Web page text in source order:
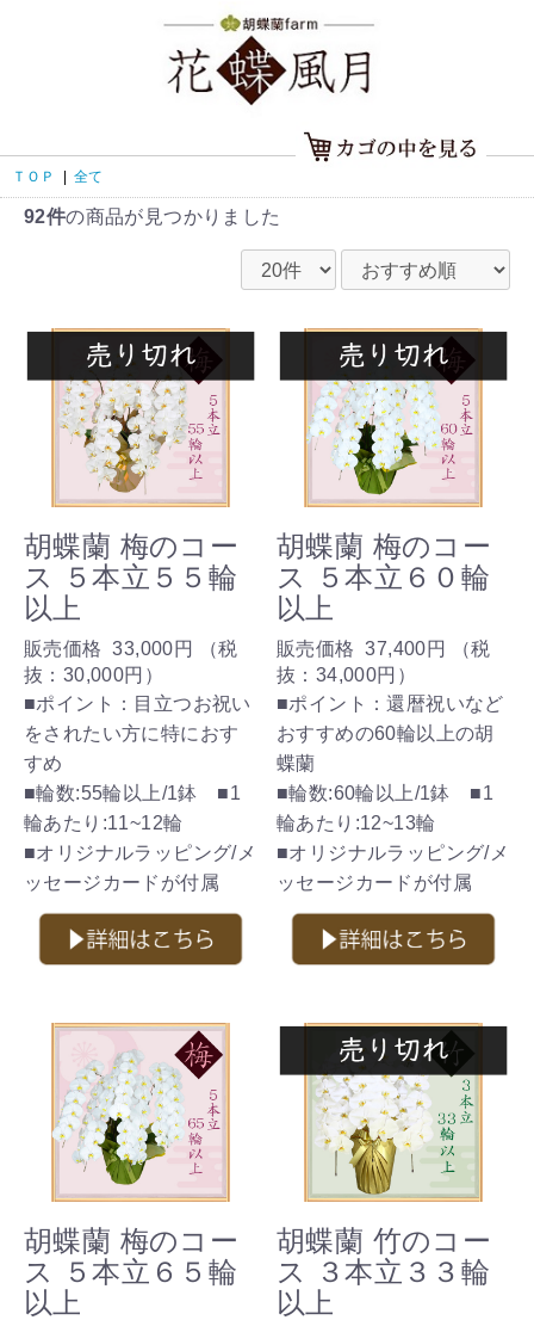
ＴＯＰ 全て
92件の商品が見つかりました
胡蝶蘭 梅のコー
ス ５本立５５輪
以上
販売価格 33,000円
（税
抜： 30,000円 ）
■ポイント：目立つお祝い
をされたい方に特におす
すめ
■輪数:55輪以上/1鉢 ■1
輪あたり:11~12輪
■オリジナルラッピング/メ
ッセージカードが付属
胡蝶蘭 梅のコー
ス ５本立６０輪
以上
販売価格 37,400円
（税
抜： 34,000円 ）
■ポイント：還暦祝いなど
おすすめの60輪以上の胡
蝶蘭
■輪数:60輪以上/1鉢 ■1
輪あたり:12~13輪
■オリジナルラッピング/メ
ッセージカードが付属
胡蝶蘭 梅のコー
ス ５本立６５輪
以上
胡蝶蘭 竹のコー
ス ３本立３３輪
以上